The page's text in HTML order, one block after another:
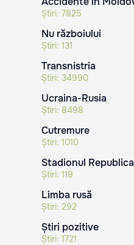
Știri: 7825
Nu războiului
Știri: 131
Transnistria
Știri: 34990
Ucraina-Rusia
Știri: 8498
Cutremure
Știri: 1010
Stadionul
Știri: 119
Limba rusă
Știri: 292
Știri pozitive
Știri: 1721